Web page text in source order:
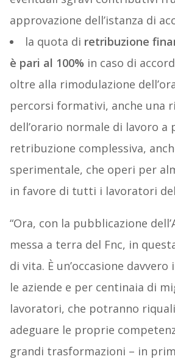
approvazione dell’istanza di
la quota di retribuzione
è pari al 100% in caso di
oltre alla rimodulazione
percorsi formativi, anche una
dell’orario normale di lavoro a
retribuzione complessiva,
sperimentale, che operi per
in favore di tutti i lavoratori
“Ora, con la pubblicazione
messa a terra del Fnc, in
di vita. È un’occasione
le aziende e per centinaia di
lavoratori, che potranno
adeguare le proprie
grandi trasformazioni – in